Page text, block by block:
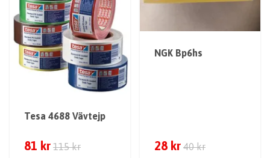
Tesa 4688 Vävtejp
81 kr 115 kr
NGK Bp6hs
28 kr 40 kr